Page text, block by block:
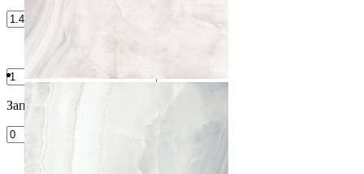
Запас на подрезку, %